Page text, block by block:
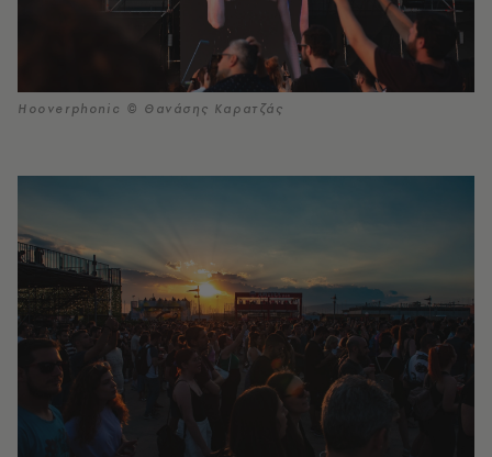
Hooverphonic © Θανάσης Καρατζάς